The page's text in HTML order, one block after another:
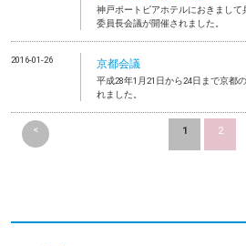
神戸ポートピアホテルにおきまして
委員長会議が開催されました。
2016-01-26 京都会議
平成28年1月21日から24日まで京都
れました。
< 1 2